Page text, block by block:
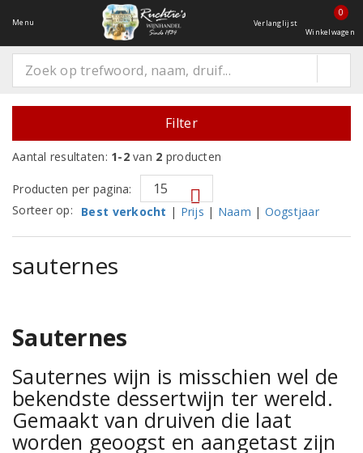
Menu Verlanglijst
0
Winkelwagen
Filter
Aantal resultaten: 1-2van 2 producten
Producten per pagina:
Sorteer op:
Best verkocht | Prijs | Naam | Oogstjaar
sauternes
Sauternes
Sauternes wijn is misschien wel de
bekendste dessertwijn ter wereld.
Gemaakt van druiven die laat
worden geoogst en aangetast zijn